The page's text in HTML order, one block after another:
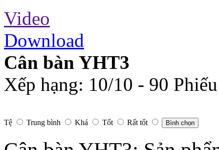
Video
Download
Cân bàn YHT3
Xếp hạng: 10/10 - 90 Phiếu
Tệ Trung bình Khá Tốt Rất tốt Bình chọn